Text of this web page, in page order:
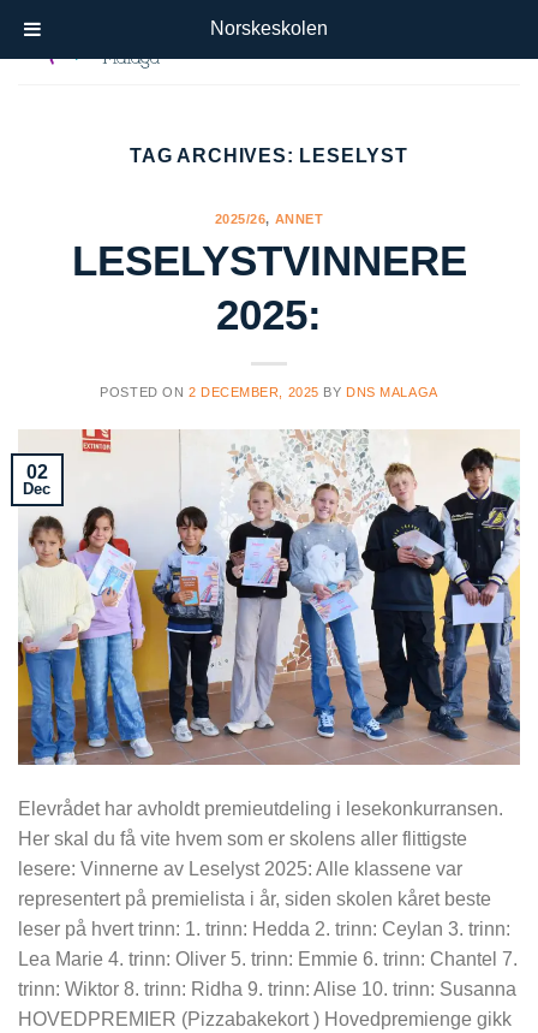
TAG ARCHIVES: LESELYST
2025/26, ANNET
LESELYSTVINNERE
2025:
POSTED ON 2 DECEMBER, 2025 BY DNS MALAGA
02
Dec
Elevrådet har avholdt premieutdeling i lesekonkurransen.
Her skal du få vite hvem som er skolens aller flittigste
lesere: Vinnerne av Leselyst 2025: Alle klassene var
representert på premielista i år, siden skolen kåret beste
leser på hvert trinn: 1. trinn: Hedda 2. trinn: Ceylan 3. trinn:
Lea Marie 4. trinn: Oliver 5. trinn: Emmie 6. trinn: Chantel 7.
trinn: Wiktor 8. trinn: Ridha 9. trinn: Alise 10. trinn: Susanna
HOVEDPREMIER (Pizzabakekort ) Hovedpremienge gikk
Norskeskolen